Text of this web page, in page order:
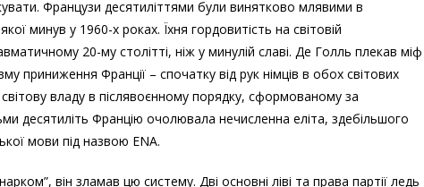
Французи десятиліттями були винятково млявими в
минув у 1960-х роках. Їхня гордовитість на світовій
20-му столітті, ніж у минулій славі. Де Голль плекав міф
приниження Франції – спочатку від рук німців в обох світових
світову владу в післявоєнному порядку, сформованому за
десятиліть Францію очолювала нечисленна еліта, здебільшого
мови під назвою ENA.
він зламав цю систему. Дві основні ліві та права партії ледь